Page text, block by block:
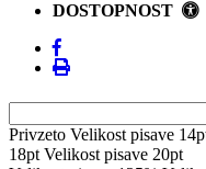
DOSTOPNOST
Privzeto Velikost pisave
18pt Velikost pisave 20pt